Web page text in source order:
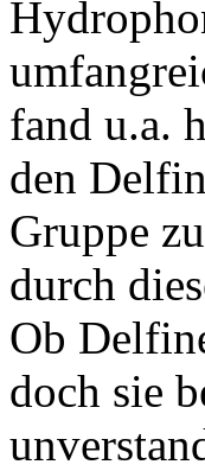
fand u.a.
den
Gruppe
durch
Ob
doch sie